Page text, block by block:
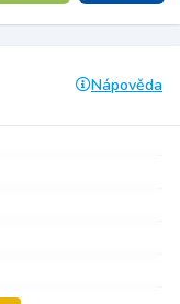
Nápověda